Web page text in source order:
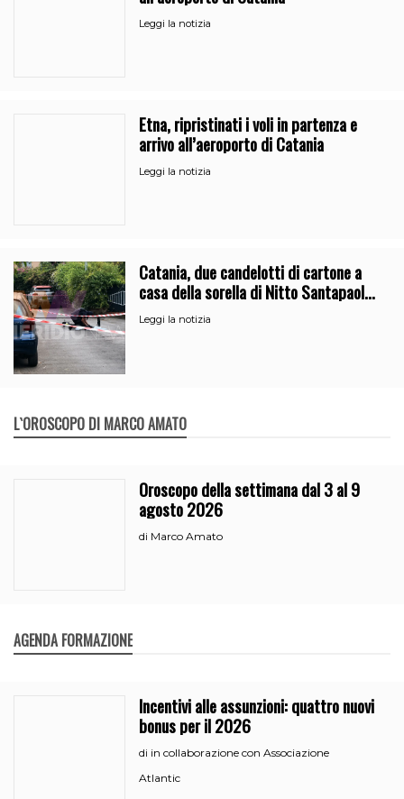
Leggi la notizia
Etna, ripristinati i voli in partenza e
arrivo all’aeroporto di Catania
Leggi la notizia
Catania, due candelotti di cartone a
casa della sorella di Nitto Santapaola.
Le indagini
Leggi la notizia
L`OROSCOPO DI MARCO AMATO
Oroscopo della settimana dal 3 al 9
agosto 2026
di Marco Amato
AGENDA FORMAZIONE
Incentivi alle assunzioni: quattro nuovi
bonus per il 2026
di in collaborazione con Associazione
Atlantic